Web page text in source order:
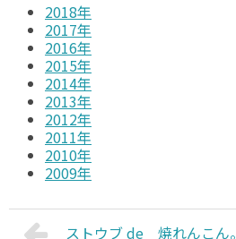
2018年
2017年
2016年
2015年
2014年
2013年
2012年
2011年
2010年
2009年
ストウブ de 焼れんこん。